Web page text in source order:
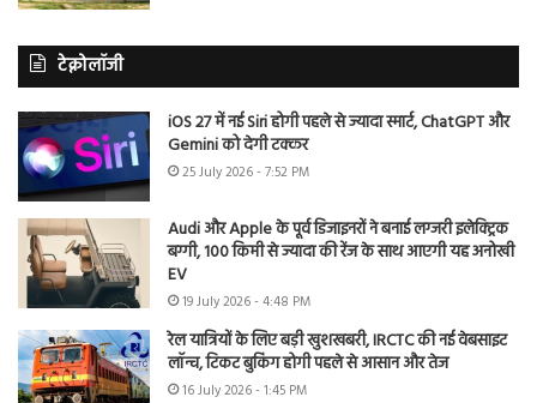
टेक्नोलॉजी
iOS 27 में नई Siri होगी पहले से ज्यादा स्मार्ट, ChatGPT और
Gemini को देगी टक्कर
25 July 2026 - 7:52 PM
Audi और Apple के पूर्व डिजाइनरों ने बनाई लग्जरी इलेक्ट्रिक
बग्गी, 100 किमी से ज्यादा की रेंज के साथ आएगी यह अनोखी
EV
19 July 2026 - 4:48 PM
रेल यात्रियों के लिए बड़ी खुशखबरी, IRCTC की नई वेबसाइट
लॉन्च, टिकट बुकिंग होगी पहले से आसान और तेज
16 July 2026 - 1:45 PM